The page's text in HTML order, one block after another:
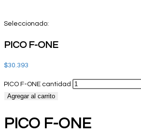
Seleccionado:
PICO F-ONE
$30.393
PICO F-ONE cantidad
Agregar al carrito
PICO F-ONE